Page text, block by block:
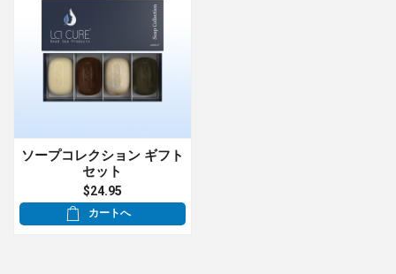
ソープコレクション ギフト
セット
$24.95
カートへ